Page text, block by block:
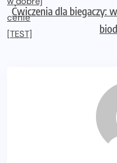
Ćwiczenia dla biegaczy: